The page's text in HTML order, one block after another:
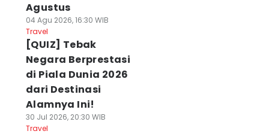
Agustus
04 Agu 2026, 16:30 WIB
Travel
[QUIZ] Tebak
Negara Berprestasi
di Piala Dunia 2026
dari Destinasi
Alamnya Ini!
30 Jul 2026, 20:30 WIB
Travel